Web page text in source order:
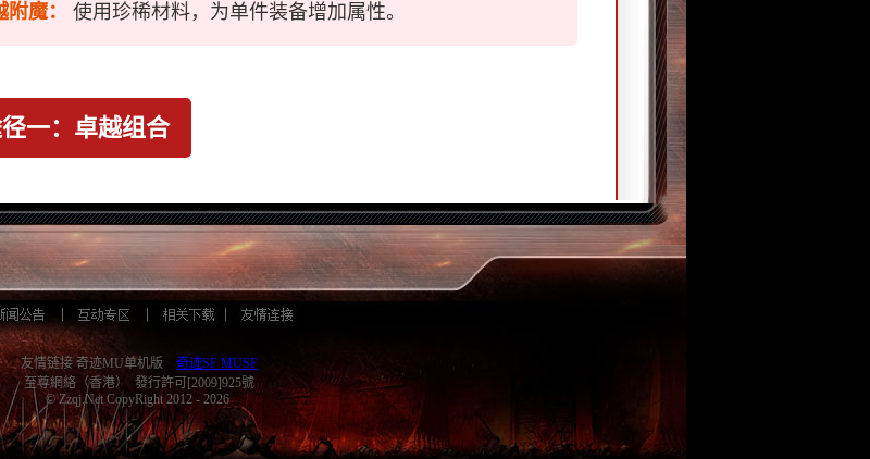
魔：
使用珍稀材料，为单件装备增加属性。
一：卓越组合
布林的巧手，将两件相同的装备融为一体，获得属性增加。
：仙踪林 -玛雅哥布林
：选择[卓越组合]
友情链接 奇迹MU单机版 奇迹SF MUSF
至尊網絡（香港） 發行許可[2009]925號
© Zzqj.Net CopyRight 2012 - 2026